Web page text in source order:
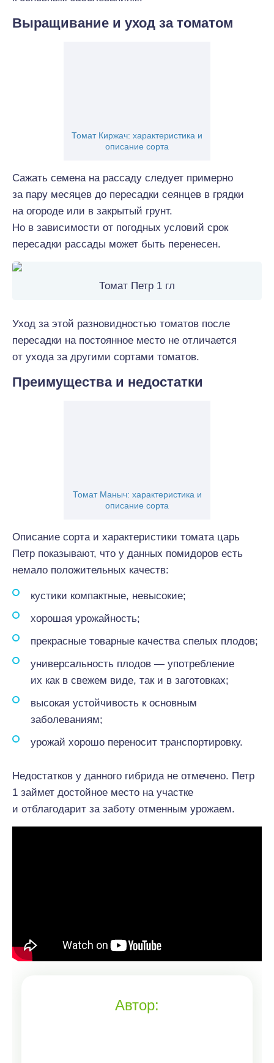
Выращивание и уход за томатом
Томат Киржач: характеристика и
описание сорта
Сажать семена на рассаду следует примерно
за пару месяцев до пересадки сеянцев в грядки
на огороде или в закрытый грунт.
Но в зависимости от погодных условий срок
пересадки рассады может быть перенесен.
Томат Петр 1 гл
Уход за этой разновидностью томатов после
пересадки на постоянное место не отличается
от ухода за другими сортами томатов.
Преимущества и недостатки
Томат Маныч: характеристика и
описание сорта
Описание сорта и характеристики томата царь
Петр показывают, что у данных помидоров есть
немало положительных качеств:
кустики компактные, невысокие;
хорошая урожайность;
прекрасные товарные качества спелых плодов;
универсальность плодов — употребление
их как в свежем виде, так и в заготовках;
высокая устойчивость к основным
заболеваниям;
урожай хорошо переносит транспортировку.
Недостатков у данного гибрида не отмечено. Петр
1 займет достойное место на участке
и отблагодарит за заботу отменным урожаем.
Автор: